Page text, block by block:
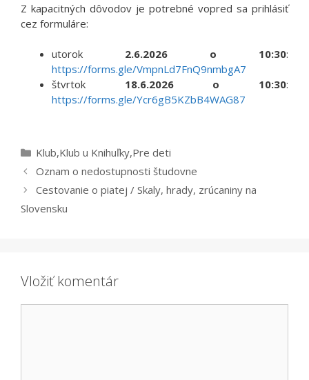
Z kapacitných dôvodov je potrebné vopred sa prihlásiť
cez formuláre:
utorok 2.6.2026 o 10:30:
https://forms.gle/VmpnLd7FnQ9nmbgA7
štvrtok 18.6.2026 o 10:30:
https://forms.gle/Ycr6gB5KZbB4WAG87
Kategórie
Klub,Klub u Knihuľky,Pre deti
Oznam o nedostupnosti študovne
Cestovanie o piatej / Skaly, hrady, zrúcaniny na
Slovensku
Vložiť komentár